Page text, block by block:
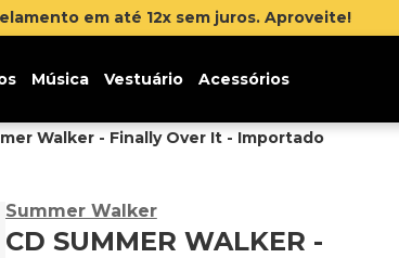
em até 12x sem juros. Aproveite!
Música Vestuário Acessórios
Walker - Finally Over It - Importado
Summer Walker
CD SUMMER WALKER -